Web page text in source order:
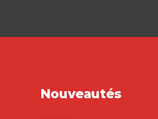
Nouveautés